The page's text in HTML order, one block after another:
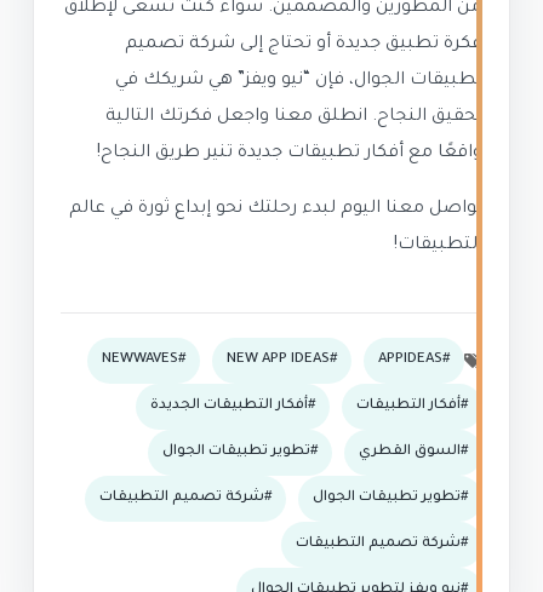
من المطورين والمصممين. سواء كنت تسعى لإطلاق
فكرة تطبيق جديدة أو تحتاج إلى شركة تصميم
تطبيقات الجوال، فإن “نيو ويفز” هي شريكك في
تحقيق النجاح. انطلق معنا واجعل فكرتك التالية
واقعًا مع أفكار تطبيقات جديدة تنير طريق النجاح!
تواصل معنا اليوم لبدء رحلتك نحو إبداع ثورة في عالم
التطبيقات!
APPIDEAS
NEW APP IDEAS
NEWWAVES
أفكار التطبيقات أفكار التطبيقات الجديدة
السوق القطري تطوير تطبيقات الجوال
تطوير تطبيقات الجوال شركة تصميم التطبيقات
شركة تصميم التطبيقات